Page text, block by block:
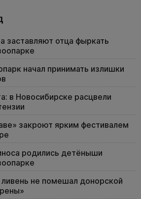
заставляют отца фыркать
начал принимать излишки
в Новосибирске расцвели
закроют ярким фестивалем
родились детёныши
ливень не помешал донорской